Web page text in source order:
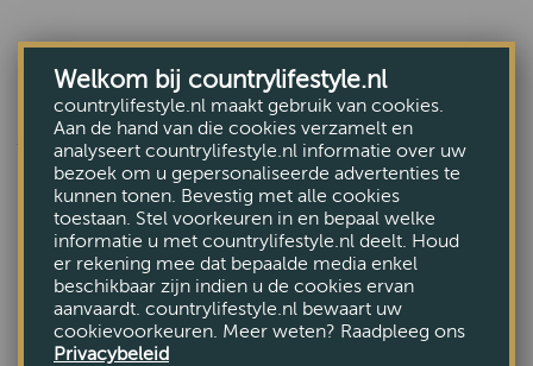
ANDEREN BEKEKEN OOK
Welkom bij countrylifestyle.nl
countrylifestyle.nl maakt gebruik van cookies.
Aan de hand van die cookies verzamelt en
analyseert countrylifestyle.nl informatie over uw
bezoek om u gepersonaliseerde advertenties te
kunnen tonen. Bevestig met alle cookies
toestaan. Stel voorkeuren in en bepaal welke
informatie u met countrylifestyle.nl deelt. Houd
er rekening mee dat bepaalde media enkel
beschikbaar zijn indien u de cookies ervan
aanvaardt. countrylifestyle.nl bewaart uw
cookievoorkeuren. Meer weten? Raadpleeg ons
Privacybeleid